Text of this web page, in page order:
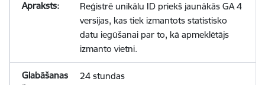
Reģistrē unikālu ID priekš jaunākās GA 4
versijas, kas tiek izmantots statistisko
datu iegūšanai par to, kā apmeklētājs
izmanto vietni.
24 stundas